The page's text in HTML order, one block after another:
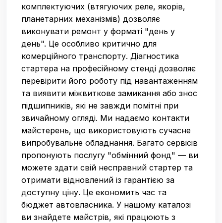
комплектуючих (втягуючих реле, якорів,
планетарних механізмів) дозволяє
виконувати ремонт у форматі "день у
день". Це особливо критично для
комерційного транспорту. Діагностика
стартера на професійному стенді дозволяє
перевірити його роботу під навантаженням
та виявити міжвиткове замикання або знос
підшипників, які не завжди помітні при
звичайному огляді. Ми надаємо контакти
майстерень, що використовують сучасне
випробувальне обладнання. Багато сервісів
пропонують послугу "обмінний фонд" — ви
можете здати свій несправний стартер та
отримати відновлений із гарантією за
доступну ціну. Це економить час та
бюджет автовласника. У нашому каталозі
ви знайдете майстрів, які працюють з